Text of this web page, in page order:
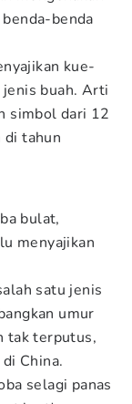
benda
kue-
buah. Arti
simbol dari 12
di tahun
bulat,
menyajikan
satu jenis
umur
tak terputus,
China.
selagi panas